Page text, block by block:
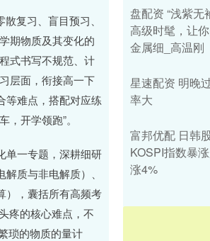
复习、盲目预习、
期物质及其变化的
式书写不规范、计
层面，衔接高一下
等难点，搭配对应练
开学领跑”。
单一专题，深耕细研
质与非电解质）、
），囊括所有高频考
疼的核心难点，不
琐的物质的量计
盘配资 “浅紫无
高级时髦，让
金属细_高温刚
星速配资 明晚
率大
富邦优配 日韩
KOSPI指数暴
涨4%